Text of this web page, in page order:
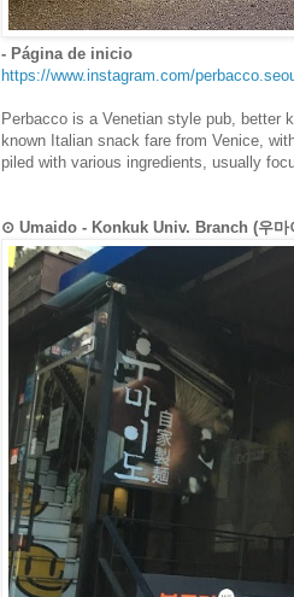
- Página de inicio
https://www.instagram.com/
Perbacco is a Venetian style pub, better
known Italian snack fare from Venice,
piled with various ingredients, usually
⊙ Umaido - Konkuk Univ. Branch (우마